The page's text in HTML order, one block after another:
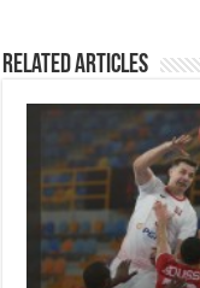
Related Articles